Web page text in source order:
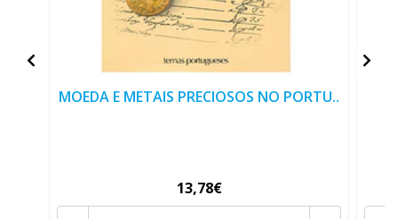
MOEDA E METAIS PRECIOSOS NO PORTU..
13,78€